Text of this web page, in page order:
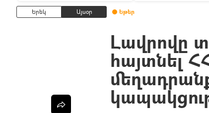
Երեկ Այսօր Եթեր
Լավրովը
հայտնել